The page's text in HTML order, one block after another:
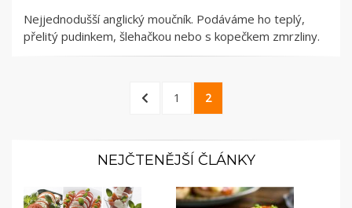
Nejjednodušší anglický moučník. Podáváme ho teplý,
přelitý pudinkem, šlehačkou nebo s kopečkem zmrzliny.
PREVIOUS
PAGE
1 PAGE
2
NEJČTENĚJŠÍ ČLÁNKY